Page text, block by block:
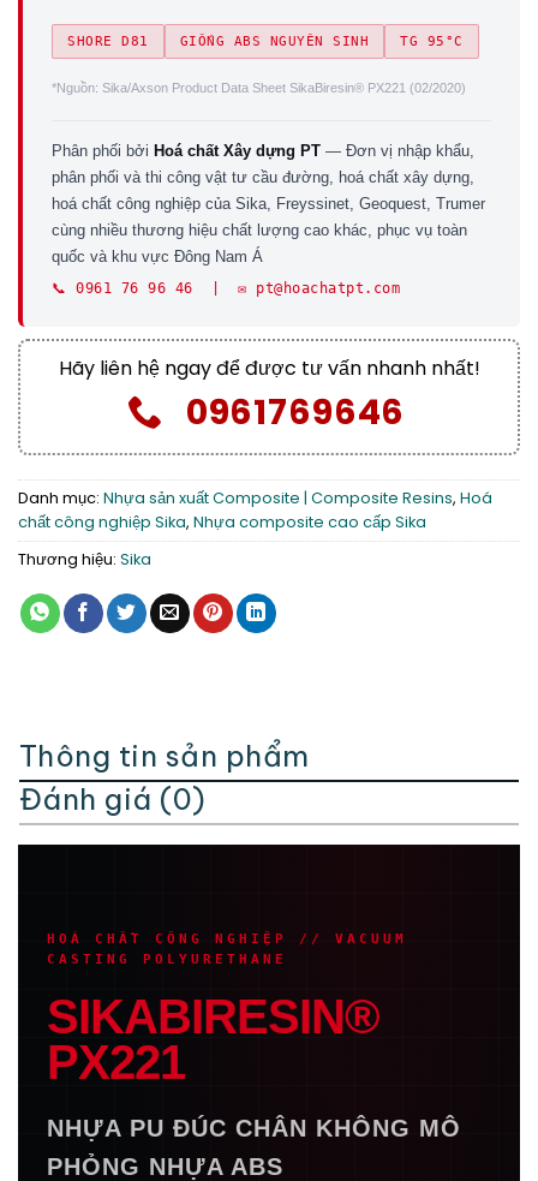
SHORE D81 GIỐNG ABS NGUYÊN SINH TG 95°C
*Nguồn: Sika/Axson Product Data Sheet SikaBiresin® PX221 (02/2020)
Phân phối bởi Hoá chất Xây dựng PT — Đơn vị nhập khẩu,
phân phối và thi công vật tư cầu đường, hoá chất xây dựng,
hoá chất công nghiệp của Sika, Freyssinet, Geoquest, Trumer
cùng nhiều thương hiệu chất lượng cao khác, phục vụ toàn
quốc và khu vực Đông Nam Á
📞 0961 76 96 46 | ✉️ pt@hoachatpt.com
Hãy liên hệ ngay để được tư vấn nhanh nhất!
0961769646
Danh mục: Nhựa sản xuất Composite | Composite Resins, Hoá
chất công nghiệp Sika, Nhựa composite cao cấp Sika
Thương hiệu: Sika
Thông tin sản phẩm
Đánh giá (0)
HOÁ CHẤT CÔNG NGHIỆP // VACUUM
CASTING POLYURETHANE
SIKABIRESIN®
PX221
NHỰA PU ĐÚC CHÂN KHÔNG MÔ
PHỎNG NHỰA ABS